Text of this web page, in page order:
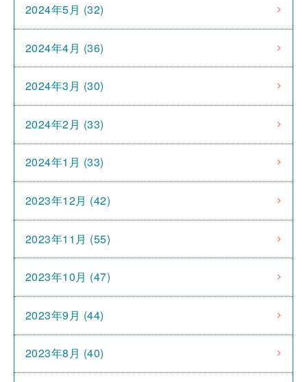
2024年5月 (32)
2024年4月 (36)
2024年3月 (30)
2024年2月 (33)
2024年1月 (33)
2023年12月 (42)
2023年11月 (55)
2023年10月 (47)
2023年9月 (44)
2023年8月 (40)